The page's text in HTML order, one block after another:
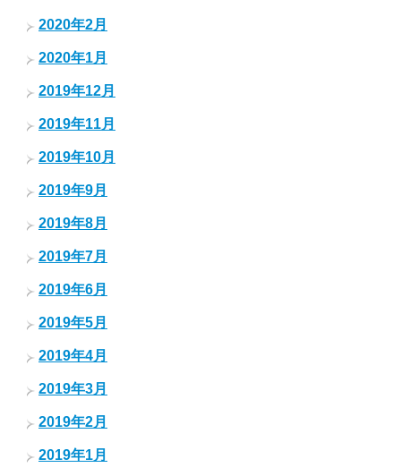
2020年2月
2020年1月
2019年12月
2019年11月
2019年10月
2019年9月
2019年8月
2019年7月
2019年6月
2019年5月
2019年4月
2019年3月
2019年2月
2019年1月